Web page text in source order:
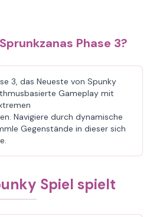
Phase 3?
3, das Neueste von Spunky
Gameplay mit
Navigiere durch dynamische
Gegenstände in dieser sich
Spiel spielt